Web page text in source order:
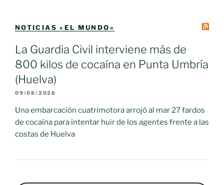
NOTICIAS «EL MUNDO»
La Guardia Civil interviene más de
800 kilos de cocaína en Punta Umbría
(Huelva)
09/08/2026
Una embarcación cuatrimotora arrojó al mar 27 fardos
de cocaína para intentar huir de los agentes frente a las
costas de Huelva